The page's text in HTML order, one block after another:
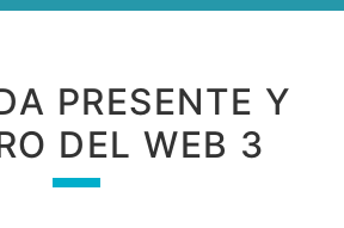
PRESENTE Y
DEL WEB 3